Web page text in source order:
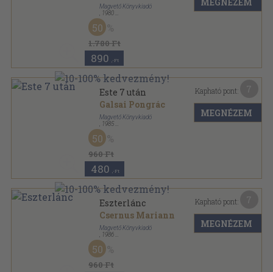
Magvető Könyvkiadó
1980
Vászon
1.780 Ft
50
890 ,-Ft
Este 7 után
Galsai Pongrác
Magvető Könyvkiadó
1985
Vászon
960 Ft
50
480 ,-Ft
Kapható pont:
MEGNÉZEM
Eszterlánc
Csernus Mariann
Magvető Könyvkiadó
1986
Ragasztott papírkötés
Rakéta Regénytár sorozat
960 Ft
50
Kapható pont:
MEGNÉZEM